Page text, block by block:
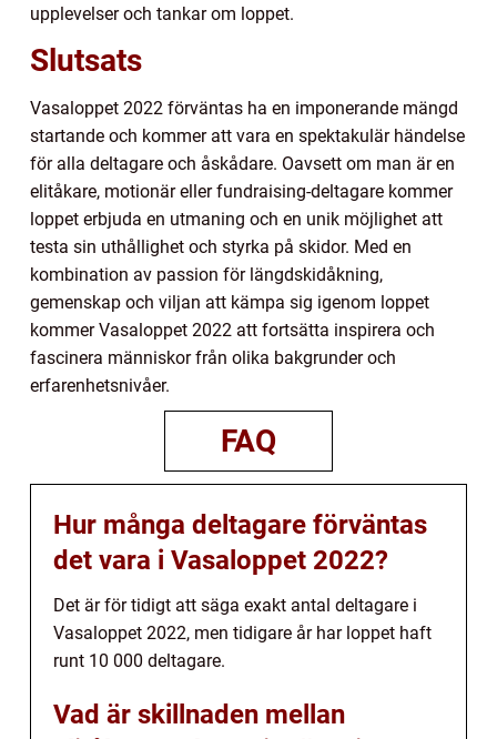
upplevelser och tankar om loppet.
Slutsats
Vasaloppet 2022 förväntas ha en imponerande mängd
startande och kommer att vara en spektakulär händelse
för alla deltagare och åskådare. Oavsett om man är en
elitåkare, motionär eller fundraising-deltagare kommer
loppet erbjuda en utmaning och en unik möjlighet att
testa sin uthållighet och styrka på skidor. Med en
kombination av passion för längdskidåkning,
gemenskap och viljan att kämpa sig igenom loppet
kommer Vasaloppet 2022 att fortsätta inspirera och
fascinera människor från olika bakgrunder och
erfarenhetsnivåer.
FAQ
Hur många deltagare förväntas
det vara i Vasaloppet 2022?
Det är för tidigt att säga exakt antal deltagare i
Vasaloppet 2022, men tidigare år har loppet haft
runt 10 000 deltagare.
Vad är skillnaden mellan